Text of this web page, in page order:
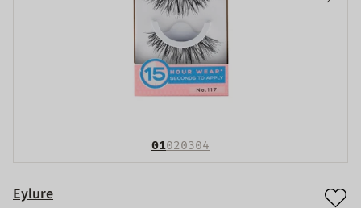
01020304
Eylure